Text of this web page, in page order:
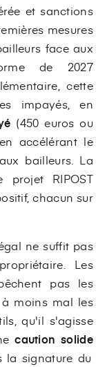
et sanctions
mesures
face aux
de 2027
cette
impayés, en
(450 euros ou
accélérant le
bailleurs. La
RIPOST
chacun sur
ne suffit pas
Les
pas les
moins mal les
qu'il s'agisse
caution solide
la signature du